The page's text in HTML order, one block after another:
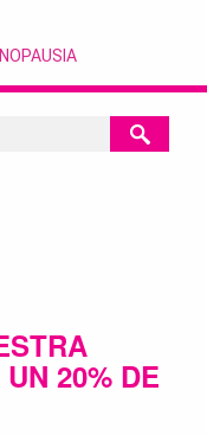
20% DE